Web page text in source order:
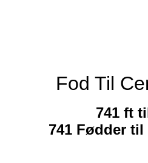
Fod Til
741 ft
741 Fødder